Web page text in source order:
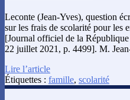
Leconte (Jean-Yves), question
sur les frais de scolarité pour les
[Journal officiel de la
22 juillet 2021, p. 4499]. M.
Lire l’article
Étiquettes : famille, scolarité